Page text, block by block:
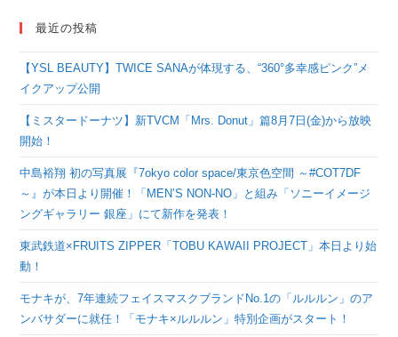
最近の投稿
【YSL BEAUTY】TWICE SANAが体現する、“360°多幸感ピンク”メ
イクアップ公開
【ミスタードーナツ】新TVCM「Mrs. Donut」篇8月7日(金)から放映
開始！
中島裕翔 初の写真展『7okyo color space/東京色空間 ～#COT7DF
～』が本日より開催！「MEN’S NON-NO」と組み「ソニーイメージ
ングギャラリー 銀座」にて新作を発表！
東武鉄道×FRUITS ZIPPER「TOBU KAWAII PROJECT」本日より始
動！
モナキが、7年連続フェイスマスクブランドNo.1の「ルルルン」のア
ンバサダーに就任！「モナキ×ルルルン」特別企画がスタート！